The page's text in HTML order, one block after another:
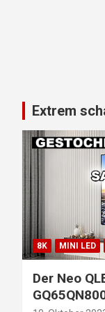
Extrem
8K MINI LED
Der Neo